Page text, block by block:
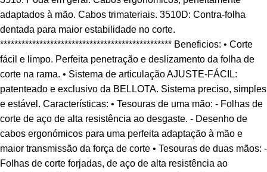
adaptados à mão. Cabos trimateriais. 3510D: Contra-folha
dentada para maior estabilidade no corte.
************************************************ Beneficios: • Corte
fácil e limpo. Perfeita penetração e deslizamento da folha de
corte na rama. • Sistema de articulação AJUSTE-FÁCIL:
patenteado e exclusivo da BELLOTA. Sistema preciso, simples
e estável. Características: • Tesouras de uma mão: - Folhas de
corte de aço de alta resistência ao desgaste. - Desenho de
cabos ergonómicos para uma perfeita adaptação à mão e
maior transmissão da força de corte • Tesouras de duas mãos: -
Folhas de corte forjadas, de aço de alta resistência ao